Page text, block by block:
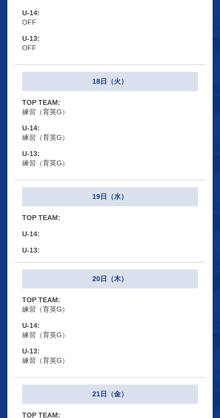
OFF
OFF
18日（火）
練習（育英G）
練習（育英G）
練習（育英G）
19日（水）
20日（木）
練習（育英G）
練習（育英G）
練習（育英G）
21日（金）